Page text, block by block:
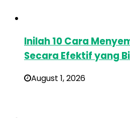
Inilah 10 Cara
Secara Efektif yang
August 1, 2026